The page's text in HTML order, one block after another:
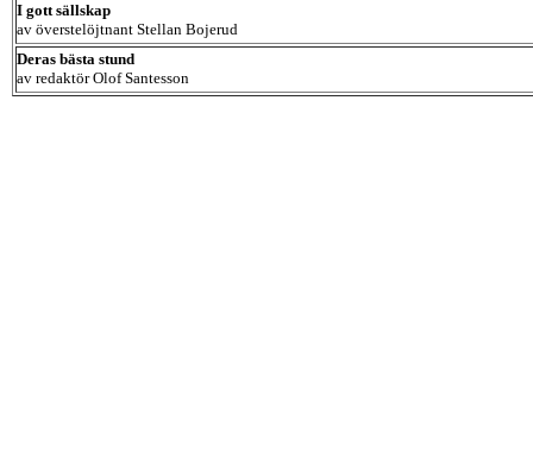
I gott sällskap
av överstelöjtnant Stellan Bojerud
Deras bästa stund
av redaktör Olof Santesson